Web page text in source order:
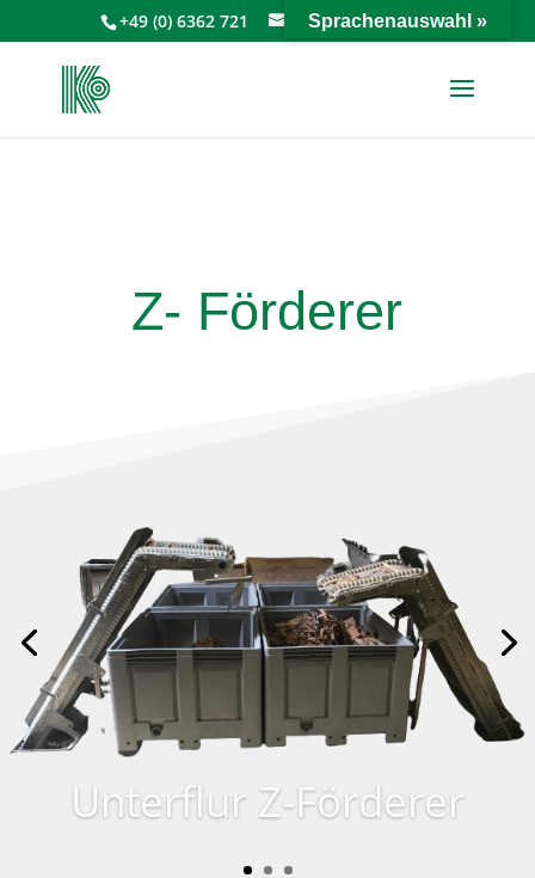
+49 (0) 6362 721 info@keiperkg.de
Z- Förderer
Unterflur Z-Förderer
Sprachenauswahl »